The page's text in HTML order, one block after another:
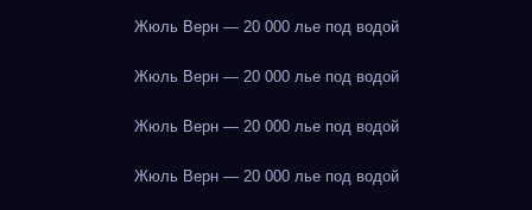
Жюль Верн — 20 000 лье под водой
Жюль Верн — 20 000 лье под водой
Жюль Верн — 20 000 лье под водой
Жюль Верн — 20 000 лье под водой